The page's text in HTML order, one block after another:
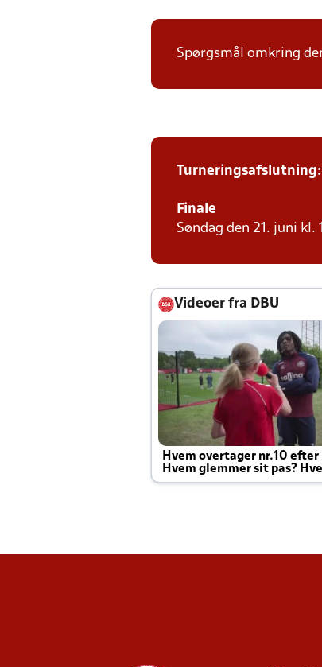
Spørgsmål omkring
Turneringsafslutning:
Finale
Søndag den 21. juni
Videoer fra DBU
Hvem overtager nr.10 efter
Hvem glemmer sit pas?
Joachim altid til efter